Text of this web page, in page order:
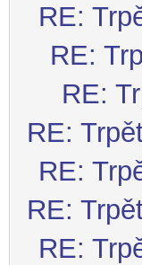
RE:
RE:
RE:
RE:
RE:
RE:
RE: